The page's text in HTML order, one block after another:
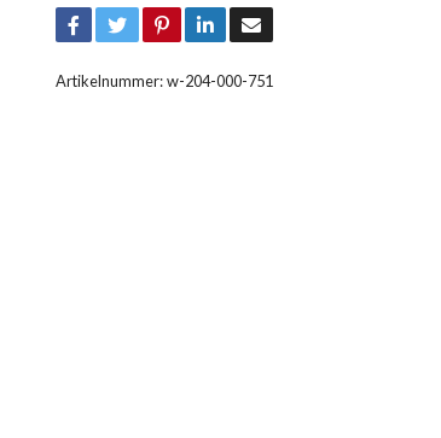
Artikelnummer:w-204-000-751